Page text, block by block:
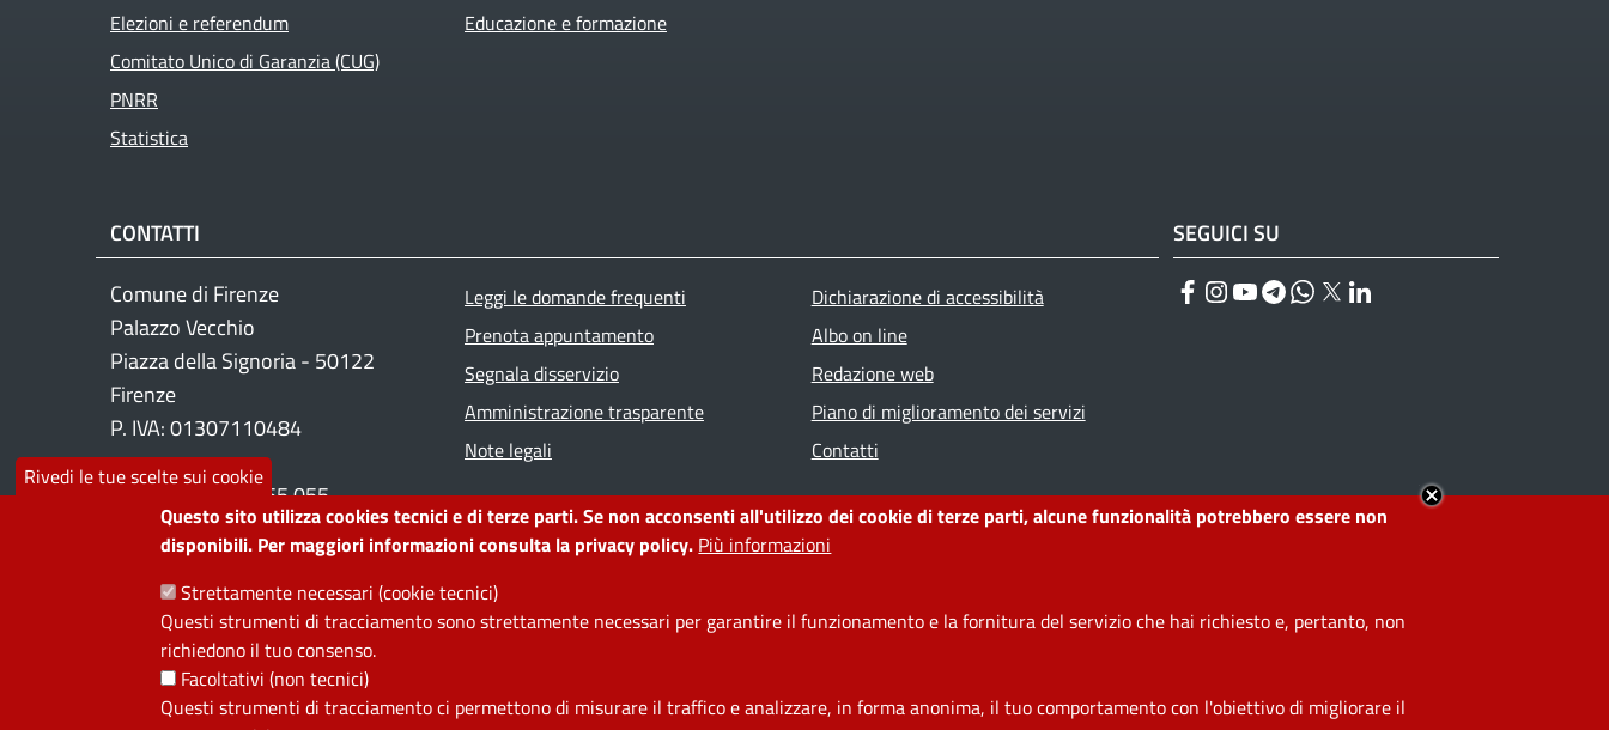
Rivedi le tue scelte sui cookie
Questo sito utilizza cookies tecnici e di terze parti. Se non acconsenti all'utilizzo dei cookie di terze parti, alcune funzionalità potrebbero essere non
disponibili. Per maggiori informazioni consulta la privacy policy. Più informazioni
Strettamente necessari (cookie tecnici)
Questi strumenti di tracciamento sono strettamente necessari per garantire il funzionamento e la fornitura del servizio che hai richiesto e, pertanto, non
richiedono il tuo consenso.
Facoltativi (non tecnici)
Questi strumenti di tracciamento ci permettono di misurare il traffico e analizzare, in forma anonima, il tuo comportamento con l'obiettivo di migliorare il
Elezioni e referendum
Comitato Unico di Garanzia (CUG)
PNRR
Statistica
Educazione e formazione
CONTATTI
Comune di Firenze
Palazzo Vecchio
Piazza della Signoria - 50122
Firenze
P. IVA: 01307110484
Contact center: 055 055
Footer menu
Leggi le domande frequenti
Prenota appuntamento
Segnala disservizio
Amministrazione trasparente
Note legali
Dichiarazione di accessibilità
Albo on line
Redazione web
Piano di miglioramento dei servizi
Contatti
SEGUICI SU
Facebook
Instagram
YouTube
Telegram
WhatsApp
Twitter
PRIVACY
Useful links section
La Privacy nel Comune
PRIVACY